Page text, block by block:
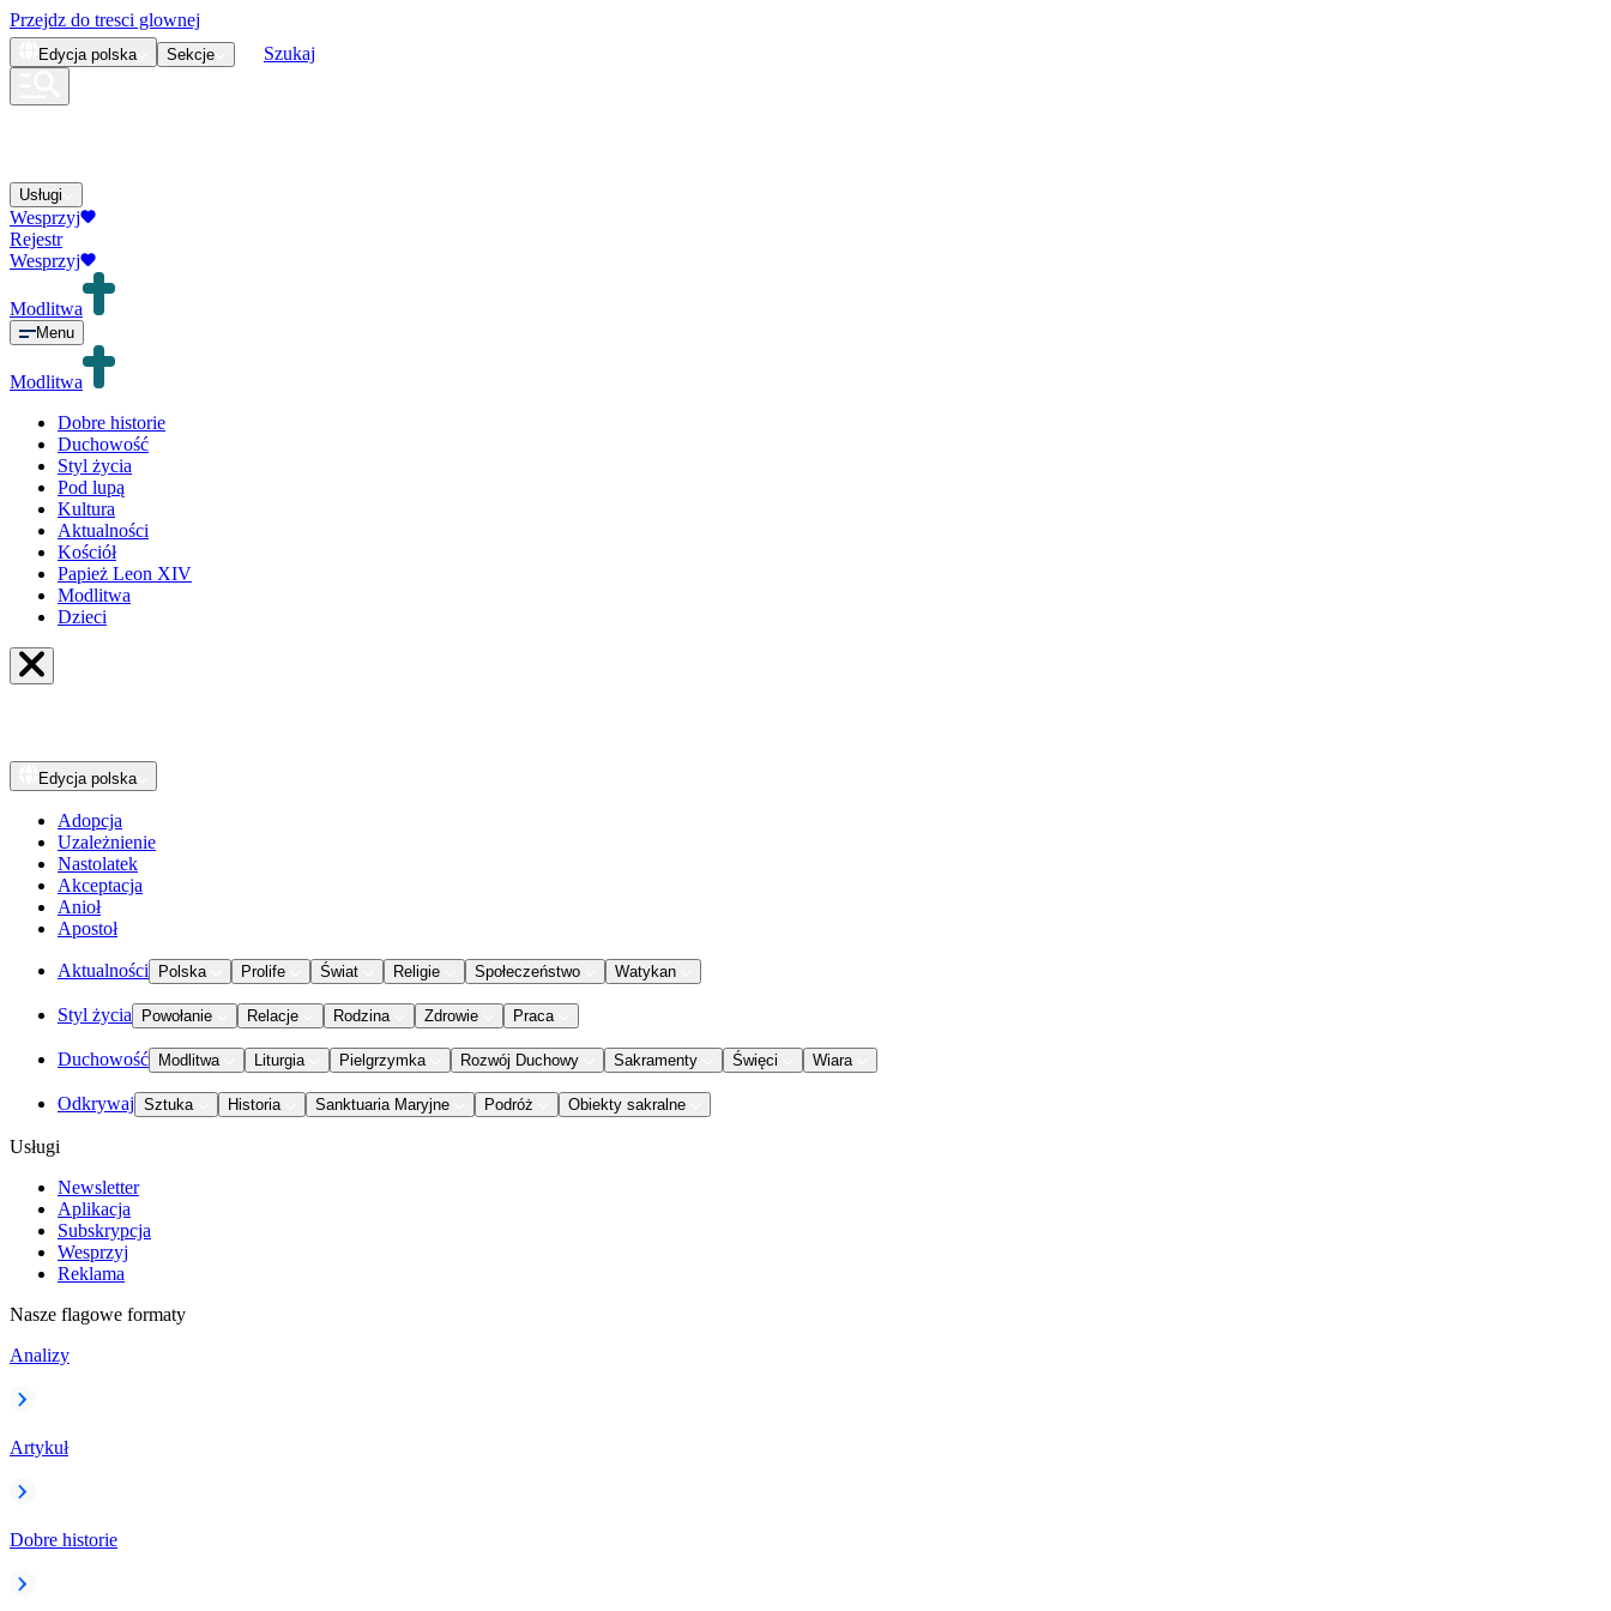
Przejdz do tresci glownej
Edycja polska Sekcje Szukaj
Usługi
Wesprzyj
Rejestr
Wesprzyj
Modlitwa
Menu
Modlitwa
Dobre historie
Duchowość
Styl życia
Pod lupą
Kultura
Aktualności
Kościół
Papież Leon XIV
Modlitwa
Dzieci
Edycja polska
Adopcja
Uzależnienie
Nastolatek
Akceptacja
Anioł
Apostoł
Aktualności Polska Prolife Świat Religie Społeczeństwo Watykan
Styl życia Powołanie Relacje Rodzina Zdrowie Praca
Duchowość Modlitwa Liturgia Pielgrzymka Rozwój Duchowy Sakramenty Święci Wiara
Odkrywaj Sztuka Historia Sanktuaria Maryjne Podróż Obiekty sakralne
Usługi
Newsletter
Aplikacja
Subskrypcja
Wesprzyj
Reklama
Nasze flagowe formaty
Analizy
Artykuł
Dobre historie